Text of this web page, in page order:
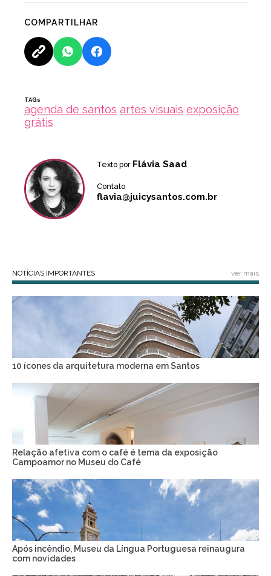
COMPARTILHAR
TAGs
agenda de santos artes visuais exposição
grátis
Texto por Flávia Saad
Contato
flavia@juicysantos.com.br
NOTÍCIAS IMPORTANTES ver mais
10 ícones da arquitetura moderna em Santos
Relação afetiva com o café é tema da exposição
Campoamor no Museu do Café
Após incêndio, Museu da Língua Portuguesa reinaugura
com novidades